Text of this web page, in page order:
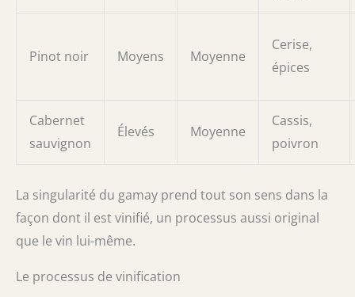
Pinot noir Moyens Moyenne
Cerise,
épices
Cabernet
sauvignon
Élevés Moyenne
Cassis,
poivron
La singularité du gamay prend tout son sens dans la
façon dont il est vinifié, un processus aussi original
que le vin lui-même.
Le processus de vinification